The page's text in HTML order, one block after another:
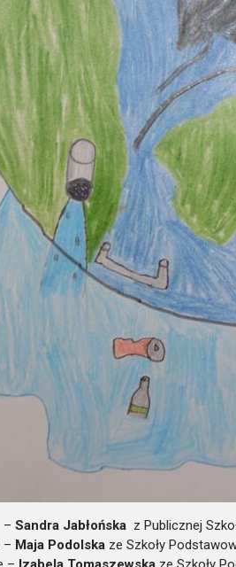
– Sandra Jabłońska z Publicznej
– Maja Podolska ze Szkoły